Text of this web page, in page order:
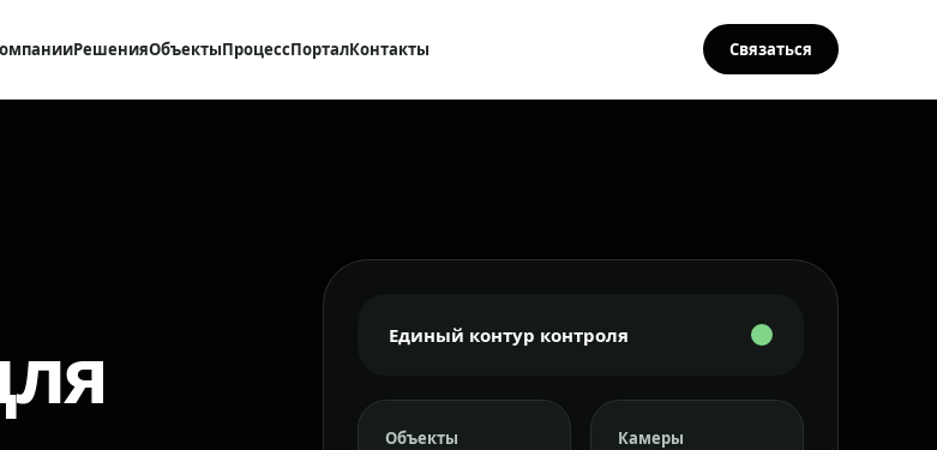
РешенияОбъектыПроцессПорталКонтакты Связаться
Единый контур контроля
Объекты Камеры